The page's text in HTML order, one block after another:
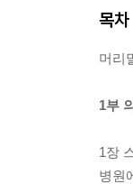
목차
머리
1부
1장
병원